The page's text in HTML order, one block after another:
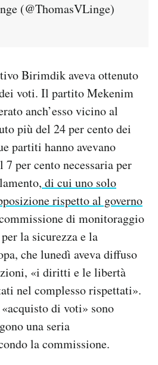
(@ThomasVLinge)
Birimdik aveva ottenuto
voti. Il partito Mekenim
anch’esso vicino al
più del 24 per cento dei
partiti hanno avevano
per cento necessaria per
di cui uno solo
rispetto al governo
di monitoraggio
la sicurezza e la
che lunedì aveva diffuso
«i diritti e le libertà
nel complesso rispettati».
di voti» sono
una seria
la commissione.